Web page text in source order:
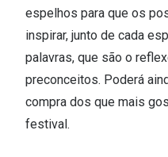
espelhos para que os
inspirar, junto de cada
palavras, que são o
preconceitos. Poderá
compra dos que mais
festival.